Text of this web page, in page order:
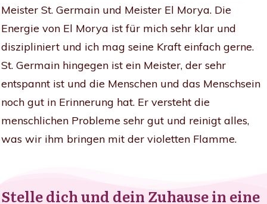
Meister St. Germain und Meister El Morya. Die
Energie von El Morya ist für mich sehr klar und
diszipliniert und ich mag seine Kraft einfach gerne.
St. Germain hingegen ist ein Meister, der sehr
entspannt ist und die Menschen und das Menschsein
noch gut in Erinnerung hat. Er versteht die
menschlichen Probleme sehr gut und reinigt alles,
was wir ihm bringen mit der violetten Flamme.
Stelle dich und dein Zuhause in eine